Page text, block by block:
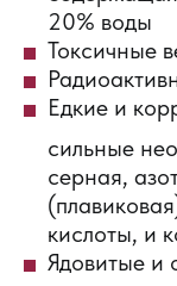
20% воды
Токсичные
Едкие и
сильные
серная,
кислоты, и
Ядовитые и